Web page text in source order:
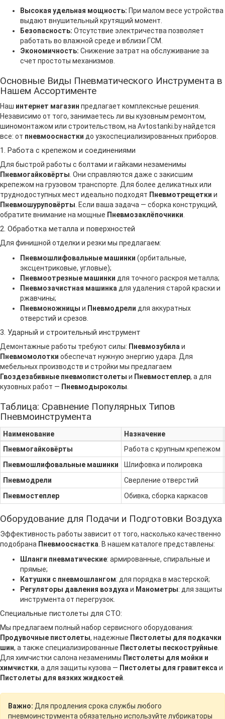
Высокая удельная мощность: При малом весе устройства
выдают внушительный крутящий момент.
Безопасность: Отсутствие электричества позволяет
работать во влажной среде и вблизи ГСМ.
Экономичность: Снижение затрат на обслуживание за
счет простоты механизмов.
Основные Виды Пневматического Инструмента в
Нашем Ассортименте
Наш интернет магазин предлагает комплексные решения.
Независимо от того, занимаетесь ли вы кузовным ремонтом,
шиномонтажом или строительством, на Avtostanki.by найдется
все: от пневмооснастки до узкоспециализированных приборов.
1. Работа с крепежом и соединениями
Для быстрой работы с болтами и гайками незаменимы
Пневмогайковёрты . Они справляются даже с закисшим
крепежом на грузовом транспорте. Для более деликатных или
труднодоступных мест идеально подходят Пневмотрещетки и
Пневмошуруповёрты . Если ваша задача — сборка конструкций,
обратите внимание на мощные Пневмозаклёпочники
2. Обработка металла и поверхностей
Для финишной отделки и резки мы предлагаем:
Пневмошлифовальные машинки (орбитальные,
эксцентриковые, угловые);
Пневмоотрезные машинки для точного раскроя металла;
Пневмозачистная машинка для удаления старой краски и
ржавчины;
Пневмоножницы и Пневмодрели для аккуратных
отверстий и срезов.
3. Ударный и строительный инструмент
Демонтажные работы требуют силы: Пневмозубила и
Пневмомолотки обеспечат нужную энергию удара. Для
мебельных производств и стройки мы предлагаем
Гвоздезабивные пневмопистолеты и Пневмостеплер, а для
кузовных работ — Пневмодыроколы
Таблица: Сравнение Популярных Типов
Пневмоинструмента
Наименование
Назначение
Пневмогайковёрты
Работа с крупным крепежом
Пневмошлифовальные машинки
Шлифовка и полировка
Пневмодрели
Сверление отверстий
Пневмостеплер
Обивка, сборка каркасов
Оборудование для Подачи и Подготовки Воздуха
Эффективность работы зависит от того, насколько качественно
подобрана Пневмооснастка . В нашем каталоге представлены:
Шланги пневматические: армированные, спиральные и
прямые;
Катушки с пневмошлангом: для порядка в мастерской;
Регуляторы давления воздуха и Манометры: для защиты
инструмента от перегрузок.
Специальные пистолеты для СТО:
Мы предлагаем полный набор сервисного оборудования:
Продувочные пистолеты, надежные Пистолеты для подкачки
шин, а также специализированные Пистолеты пескоструйные
Для химчистки салона незаменимы Пистолеты для мойки и
химчистки, а для защиты кузова — Пистолеты для гравитекса и
Пистолеты для вязких жидкостей
Важно: Для продления срока службы любого
пневмоинструмента обязательно используйте лубрикаторы